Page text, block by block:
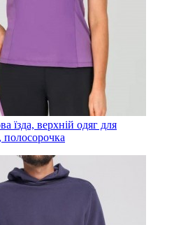
їзда, верхній одяг для
полосорочка